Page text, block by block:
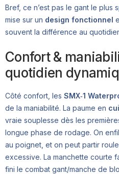
Bref, ce n’est pas le gant le plus
mise sur un design fonctionnel
souvent la différence au
Confort &
quotidien
Côté confort, les SMX‑1
de la maniabilité. La paume en
vraie souplesse dès les
longue phase de rodage. On
au poignet, et on peut partir
excessive. La manchette courte
fini le combat gant/manche de